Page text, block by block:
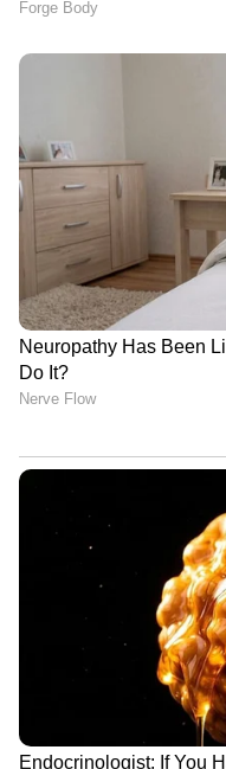
ഏഷ്യാനെറ്റ്